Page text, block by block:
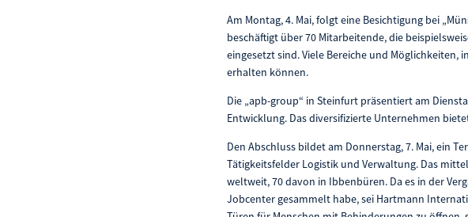
Am Montag, 4. Mai, folgt eine Besichtigung bei
beschäftigt über 70 Mitarbeitende, die
eingesetzt sind. Viele Bereiche und
erhalten können.
Die „apb-group“ in Steinfurt präsentiert am
Entwicklung. Das diversifizierte Unternehmen
Den Abschluss bildet am Donnerstag, 7. Mai, ein
Tätigkeitsfelder Logistik und Verwaltung. Das
weltweit, 70 davon in Ibbenbüren. Da es in der
Jobcenter gesammelt habe, sei Hartmann